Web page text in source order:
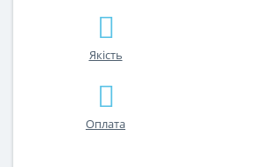
Якість
Оплата